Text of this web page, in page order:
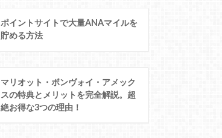
ポイントサイトで大量ANAマイルを
貯める方法
マリオット・ボンヴォイ・アメック
スの特典とメリットを完全解説。超
絶お得な3つの理由！